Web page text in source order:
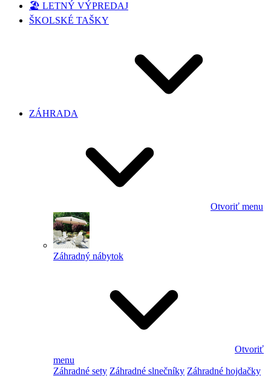
🏖️ LETNÝ VÝPREDAJ
ŠKOLSKÉ TAŠKY
ZÁHRADA
Otvoriť menu
Záhradný nábytok
Otvoriť
menu
Záhradné sety Záhradné slnečníky Záhradné hojdačky